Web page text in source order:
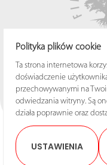
Polityka plików cookie
Ta strona internetowa
doświadczenie
przechowywanymi na
odwiedzania witryny. Są
działa poprawnie oraz
USTAWIENIA